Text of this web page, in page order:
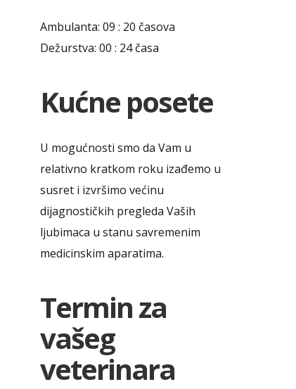
Stacionarno (bolničko) lečenje
Ambulanta: 09 : 20 časova
Dežurstva: 00 : 24 časa
Kućne posete
U mogućnosti smo da Vam u
relativno kratkom roku izađemo u
susret i izvršimo većinu
dijagnostičkih pregleda Vaših
ljubimaca u stanu savremenim
medicinskim aparatima.
Termin za
vašeg
veterinara